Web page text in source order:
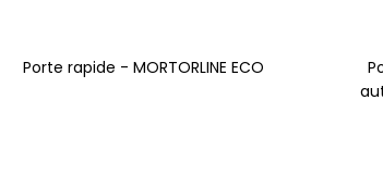
Porte rapide - MORTORLINE ECO